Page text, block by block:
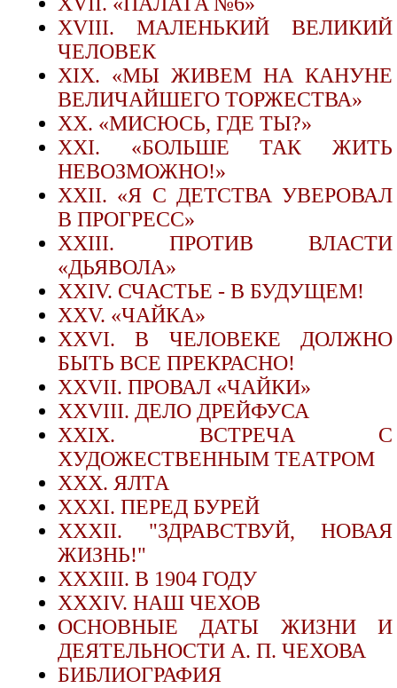
XVIII. МАЛЕНЬКИЙ ВЕЛИКИЙ
ЧЕЛОВЕК
XIX. «МЫ ЖИВЕМ НА КАНУНЕ
ВЕЛИЧАЙШЕГО ТОРЖЕСТВА»
XX. «МИСЮСЬ, ГДЕ ТЫ?»
XXI. «БОЛЬШЕ ТАК ЖИТЬ
НЕВОЗМОЖНО!»
XXII. «Я С ДЕТСТВА УВЕРОВАЛ
В ПРОГРЕСС»
XXIII. ПРОТИВ ВЛАСТИ
«ДЬЯВОЛА»
XXIV. СЧАСТЬЕ - В БУДУЩЕМ!
XXV. «ЧАЙКА»
XXVI. В ЧЕЛОВЕКЕ ДОЛЖНО
БЫТЬ ВСЕ ПРЕКРАСНО!
XXVII. ПРОВАЛ «ЧАЙКИ»
XXVIII. ДЕЛО ДРЕЙФУСА
XXIX. ВСТРЕЧА С
ХУДОЖЕСТВЕННЫМ TEAТРОМ
XXX. ЯЛТА
XXXI. ПЕРЕД БУРЕЙ
XXXII. "ЗДРАВСТВУЙ, НОВАЯ
ЖИЗНЬ!"
XXXIII. В 1904 ГОДУ
XXXIV. НАШ ЧЕХОВ
ОСНОВНЫЕ ДАТЫ ЖИЗНИ И
ДЕЯТЕЛЬНОСТИ А. П. ЧЕХОВА
БИБЛИОГРАФИЯ